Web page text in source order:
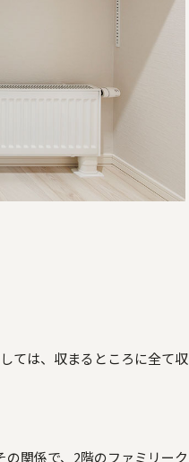
ては、収まるところに全て収
の関係で、2階のファミリーク